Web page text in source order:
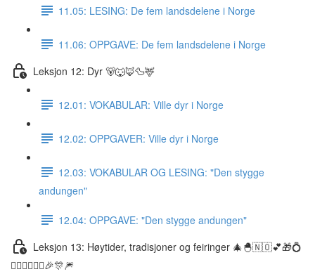
11.05: LESING: De fem landsdelene i Norge
11.06: OPPGAVE: De fem landsdelene i Norge
Leksjon 12: Dyr 🐻🐺🦊🦆🦌
12.01: VOKABULAR: Ville dyr i Norge
12.02: OPPGAVER: Ville dyr i Norge
12.03: VOKABULAR OG LESING: "Den stygge
andungen"
12.04: OPPGAVE: "Den stygge andungen"
Leksjon 13: Høytider, tradisjoner og feiringer 🎄🐣🇳🇴💕🎁💍
👰🏼‍♀️🤵🏽‍♂️🎉🎊🎆